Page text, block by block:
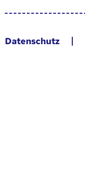
Datenschutz